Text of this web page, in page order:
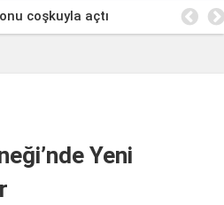
coşkuyla açtı
Yeni